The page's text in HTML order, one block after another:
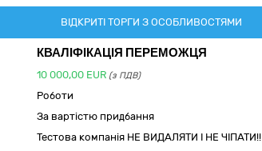
ВІДКРИТІ ТОРГИ З ОСОБЛИВОСТЯМИ
КВАЛІФІКАЦІЯ ПЕРЕМОЖЦЯ
10 000,00 EUR (з ПДВ)
Роботи
За вартістю придбання
Тестова компанія НЕ ВИДАЛЯТИ І НЕ ЧІПАТИ!!